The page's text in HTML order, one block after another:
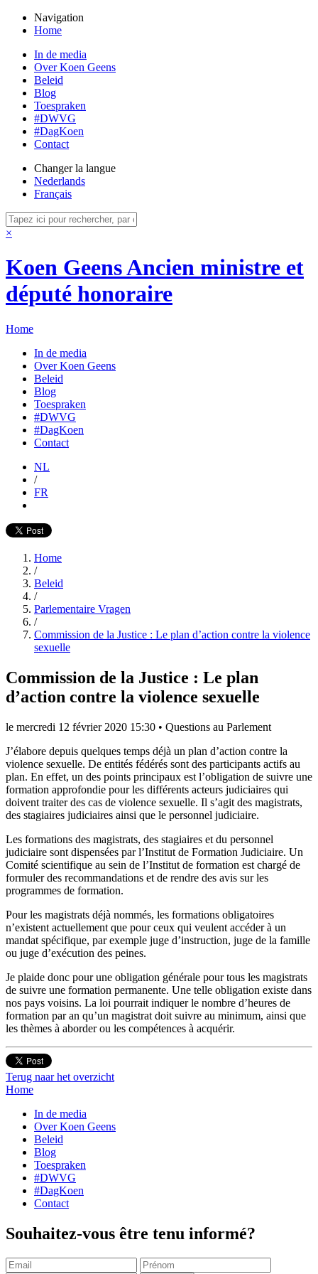
Navigation
Home
In de media
Over Koen Geens
Beleid
Blog
Toespraken
#DWVG
#DagKoen
Contact
Changer la langue
Nederlands
Français
×
Koen GeensAncien ministre et
député honoraire
Home
In de media
Over Koen Geens
Beleid
Blog
Toespraken
#DWVG
#DagKoen
Contact
NL
/
FR
Home
/
Beleid
/
Parlementaire Vragen
/
Commission de la Justice : Le plan d’action contre la violence
sexuelle
Commission de la Justice : Le plan
d’action contre la violence sexuelle
le mercredi 12 février 2020 15:30 • Questions au Parlement
J’élabore depuis quelques temps déjà un plan d’action contre la
violence sexuelle. De entités fédérés sont des participants actifs au
plan. En effet, un des points principaux est l’obligation de suivre une
formation approfondie pour les différents acteurs judiciaires qui
doivent traiter des cas de violence sexuelle. Il s’agit des magistrats,
des stagiaires judiciaires ainsi que le personnel judiciaire.
Les formations des magistrats, des stagiaires et du personnel
judiciaire sont dispensées par l’Institut de Formation Judiciaire. Un
Comité scientifique au sein de l’Institut de formation est chargé de
formuler des recommandations et de rendre des avis sur les
programmes de formation.
Pour les magistrats déjà nommés, les formations obligatoires
n’existent actuellement que pour ceux qui veulent accéder à un
mandat spécifique, par exemple juge d’instruction, juge de la famille
ou juge d’exécution des peines.
Je plaide donc pour une obligation générale pour tous les magistrats
de suivre une formation permanente. Une telle obligation existe dans
nos pays voisins. La loi pourrait indiquer le nombre d’heures de
formation par an qu’un magistrat doit suivre au minimum, ainsi que
les thèmes à aborder ou les compétences à acquérir.
Terug naar het overzicht
Home
In de media
Over Koen Geens
Beleid
Blog
Toespraken
#DWVG
#DagKoen
Contact
Souhaitez-vous être tenu informé?